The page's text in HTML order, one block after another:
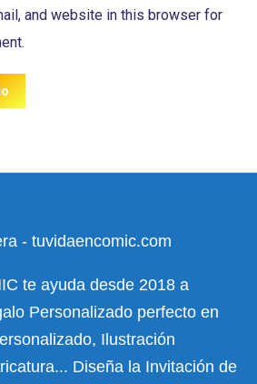
and website in this browser for
te ayuda desde 2018 a
Personalizado perfecto en
Ilustración
Diseña la Invitación de